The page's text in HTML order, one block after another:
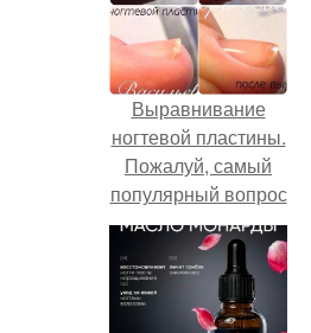
Выравнивание
ногтевой пластины.
Пожалуй, самый
популярный вопрос
среди клиентов:
"что такое
выравнивание
ногтевой пластины